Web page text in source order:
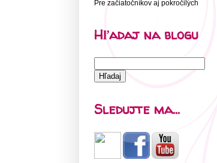
Pre začiatočníkov aj pokročilých
Hľadaj na blogu
Sledujte ma...